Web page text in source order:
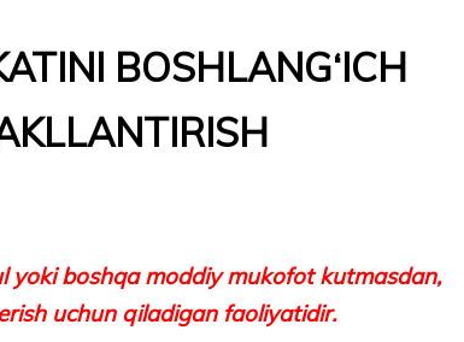
BOSHLANG‘ICH
yoki boshqa moddiy mukofot kutmasdan,
uchun qiladigan faoliyatidir.